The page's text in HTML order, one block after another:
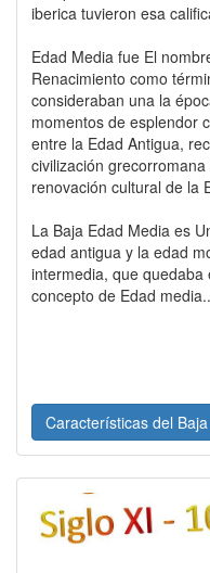
Edad Media fue El nombre usado por los humanistas
Renacimiento como
consideraban una la
momentos de esplendor
entre la Edad Antigua,
civilización
renovación cultural de la
La Baja Edad Media es
edad antigua y la edad
intermedia, que
concepto de Edad media..
Características del